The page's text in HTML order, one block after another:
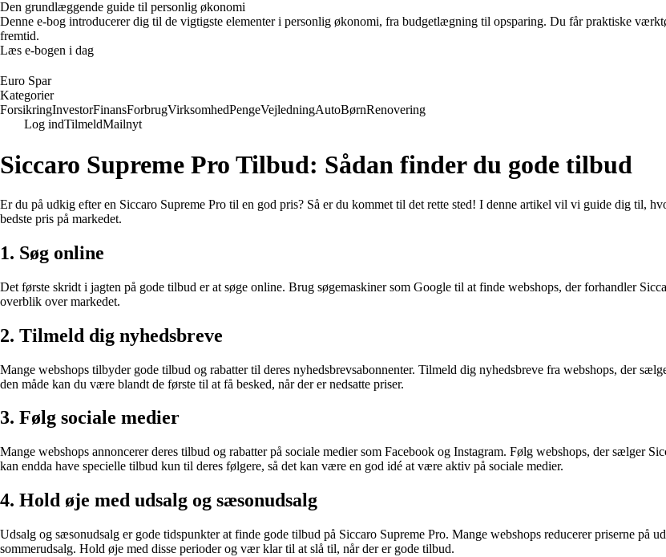
Den grundlæggende guide til personlig økonomi
Denne e-bog introducerer dig til de vigtigste elementer i personlig økonomi, fra budgetlægning til opsparing. Du får praktiske
fremtid.
Læs e-bogen i dag
Euro Spar
Kategorier
ForsikringInvestorFinansForbrugVirksomhedPengeVejledningAutoBørnRenovering
Log indTilmeldMailnyt
Siccaro Supreme Pro Tilbud: Sådan finder du gode tilbud
Er du på udkig efter en Siccaro Supreme Pro til en god pris? Så er du kommet til det rette sted! I denne artikel vil vi guide dig til,
bedste pris på markedet.
1. Søg online
Det første skridt i jagten på gode tilbud er at søge online. Brug søgemaskiner som Google til at finde webshops, der forhandler
overblik over markedet.
2. Tilmeld dig nyhedsbreve
Mange webshops tilbyder gode tilbud og rabatter til deres nyhedsbrevsabonnenter. Tilmeld dig nyhedsbreve fra webshops, der
den måde kan du være blandt de første til at få besked, når der er nedsatte priser.
3. Følg sociale medier
Mange webshops annoncerer deres tilbud og rabatter på sociale medier som Facebook og Instagram. Følg webshops, der sælger
kan endda have specielle tilbud kun til deres følgere, så det kan være en god idé at være aktiv på sociale medier.
4. Hold øje med udsalg og sæsonudsalg
Udsalg og sæsonudsalg er gode tidspunkter at finde gode tilbud på Siccaro Supreme Pro. Mange webshops reducerer priserne på
sommerudsalg. Hold øje med disse perioder og vær klar til at slå til, når der er gode tilbud.